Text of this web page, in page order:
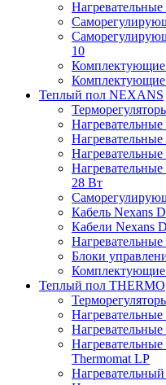
10
Комплектующие
Комплектующие
Теплый пол NEXANS
28 Вт
Кабель Nexans
Кабели Nexans
Блоки
Комплектующие
Теплый пол THERMO
Thermomat LP